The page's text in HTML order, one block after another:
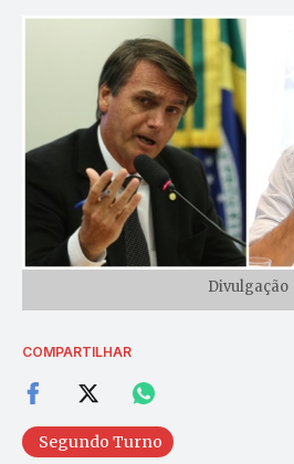
Divulgação
COMPARTILHAR
Segundo Turno